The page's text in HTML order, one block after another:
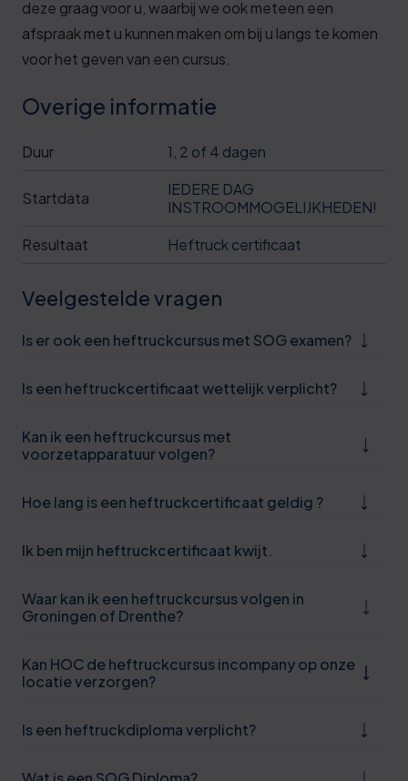
deze graag voor u, waarbij we ook meteen een
afspraak met u kunnen maken om bij u langs te komen
voor het geven van een cursus.
Overige informatie
Duur 1, 2 of 4 dagen
Startdata
IEDERE DAG
INSTROOMMOGELIJKHEDEN!
Resultaat
Heftruck certificaat
Veelgestelde vragen
Is er ook een heftruckcursus met SOG examen?
Is een heftruckcertificaat wettelijk verplicht?
Kan ik een heftruckcursus met
voorzetapparatuur volgen?
Hoe lang is een heftruckcertificaat geldig ?
Ik ben mijn heftruckcertificaat kwijt.
Waar kan ik een heftruckcursus volgen in
Groningen of Drenthe?
Kan HOC de heftruckcursus incompany op onze
locatie verzorgen?
Is een heftruckdiploma verplicht?
0
5
0
6
1